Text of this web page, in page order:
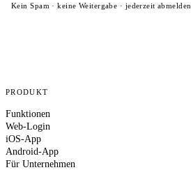
Kein Spam · keine Weitergabe · jederzeit abmelden.
PRODUKT
Funktionen
Web-Login
iOS-App
Android-App
Für Unternehmen